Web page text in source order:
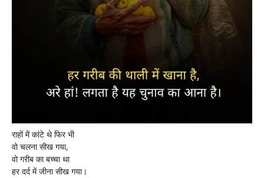
राहों में कांटे थे फिर भी
वो चलना सीख गया,
वो गरीब का बच्चा था
हर दर्द में जीना सीख गया।